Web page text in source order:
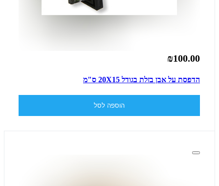
₪100.00
הדפסת על אבן בזלת בגודל 20X15 ס"מ
הוספה לסל